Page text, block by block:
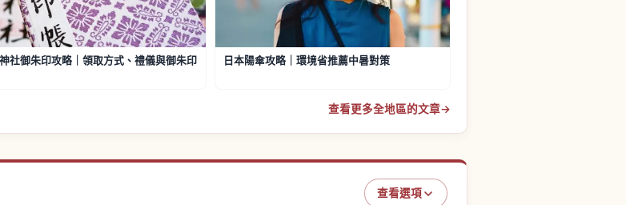
社御朱印攻略｜領取方式、禮儀與御朱印
日本陽傘攻略｜環境省推薦中暑對策
查看更多全地區的文章→
查看選項